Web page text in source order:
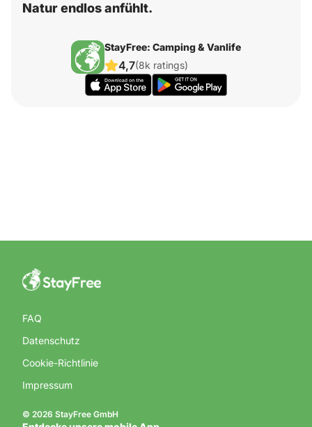
Natur endlos anfühlt.
StayFree: Camping & Vanlife
4,7(8k ratings)
FAQ
Datenschutz
Cookie-Richtlinie
Impressum
© 2026 StayFree GmbH